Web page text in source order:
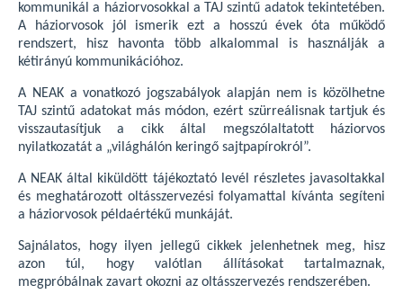
kommunikál a háziorvosokkal a TAJ szintű adatok tekintetében.
A háziorvosok jól ismerik ezt a hosszú évek óta működő
rendszert, hisz havonta több alkalommal is használják a
kétirányú kommunikációhoz.
A NEAK a vonatkozó jogszabályok alapján nem is közölhetne
TAJ szintű adatokat más módon, ezért szürreálisnak tartjuk és
visszautasítjuk a cikk által megszólaltatott háziorvos
nyilatkozatát a „világhálón keringő sajtpapírokról”.
A NEAK által kiküldött tájékoztató levél részletes javasoltakkal
és meghatározott oltásszervezési folyamattal kívánta segíteni
a háziorvosok példaértékű munkáját.
Sajnálatos, hogy ilyen jellegű cikkek jelenhetnek meg, hisz
azon túl, hogy valótlan állításokat tartalmaznak,
megpróbálnak zavart okozni az oltásszervezés rendszerében.